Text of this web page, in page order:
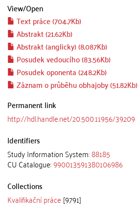
View/Open
Text práce (704.7Kb)
Abstrakt (21.62Kb)
Abstrakt (anglicky) (8.087Kb)
Posudek vedoucího (83.56Kb)
Posudek oponenta (248.2Kb)
Záznam o průběhu obhajoby (51.82Kb)
Permanent link
http://hdl.handle.net/20.500.11956/39209
Identifiers
Study Information System:88185
CU Catalogue:990013591380106986
Collections
Kvalifikační práce [9791]